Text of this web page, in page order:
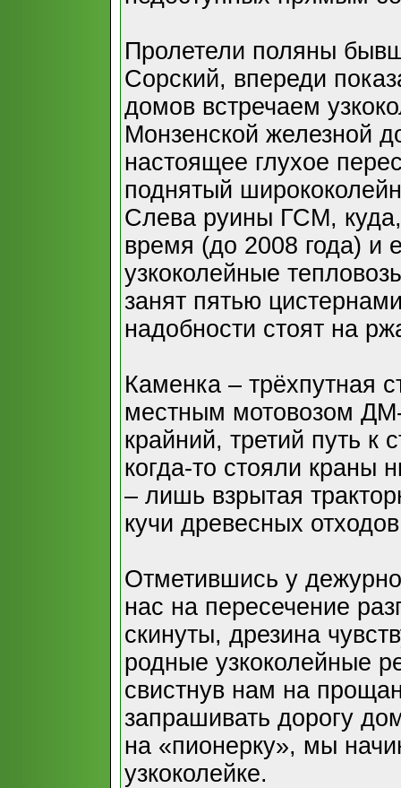
Пролетели поляны
Сорский, впереди
домов встречаем
Монзенской железной
настоящее глухое
поднятый
Слева руины ГСМ,
время (до 2008 года) и
узкоколейные
занят пятью
надобности стоят на
Каменка – трёхпутная
местным мотовозом
крайний, третий путь
когда-то стояли краны
– лишь взрытая
кучи древесных
Отметившись у
нас на пересечение
скинуты, дрезина
родные узкоколейные
свистнув нам на
запрашивать дорогу
на «пионерку», мы
узкоколейке.